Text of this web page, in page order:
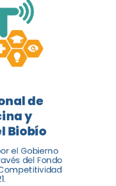
de
del
balance de
la salud
de
y
Biobío
el Gobierno
del Fondo